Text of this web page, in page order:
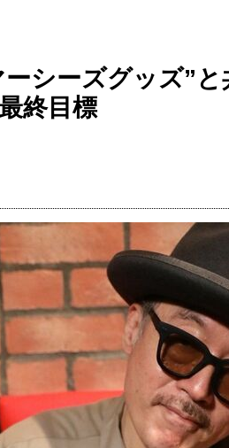
シーズグッズ”
終目標